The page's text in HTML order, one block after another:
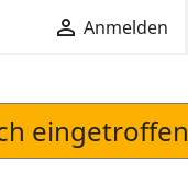
 Anmelden
eingetroffen